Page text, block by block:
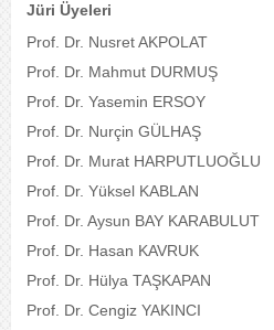
Jüri Üyeleri
Prof. Dr. Nusret AKPOLAT
Prof. Dr. Mahmut DURMUŞ
Prof. Dr. Yasemin ERSOY
Prof. Dr. Nurçin GÜLHAŞ
Prof. Dr. Murat HARPUTLUOĞLU
Prof. Dr. Yüksel KABLAN
Prof. Dr. Aysun BAY KARABULUT
Prof. Dr. Hasan KAVRUK
Prof. Dr. Hülya TAŞKAPAN
Prof. Dr. Cengiz YAKINCI